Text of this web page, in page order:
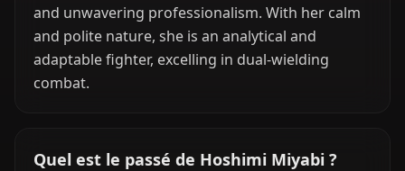
and unwavering professionalism. With her calm
and polite nature, she is an analytical and
adaptable fighter, excelling in dual-wielding
combat.
Quel est le passé de Hoshimi Miyabi ?